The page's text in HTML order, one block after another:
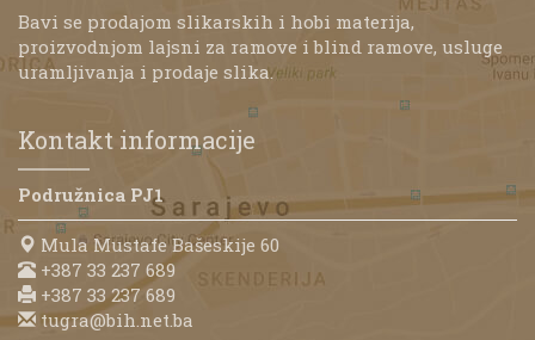
Bavi se prodajom slikarskih i hobi materija,
proizvodnjom lajsni za ramove i blind ramove, usluge
uramljivanja i prodaje slika.
Kontakt informacije
Podružnica PJ1
Mula Mustafe Bašeskije 60
+387 33 237 689
+387 33 237 689
tugra@bih.net.ba